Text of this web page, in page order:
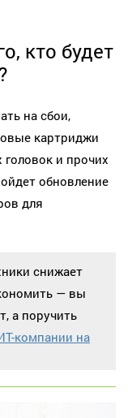
кто будет
на сбои,
картриджи
и прочих
обновление
для
снижает
— вы
а поручить
компании на